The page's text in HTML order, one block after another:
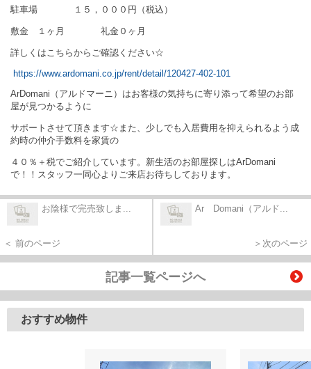
駐車場 １５，０００円（税込）
敷金 １ヶ月 礼金０ヶ月
詳しくはこちらからご確認ください☆
https://www.ardomani.co.jp/rent/detail/120427-402-101
ArDomani（アルドマーニ）はお客様の気持ちに寄り添って希望のお部
屋が見つかるように
サポートさせて頂きます☆また、少しでも入居費用を抑えられるよう成
約時の仲介手数料を家賃の
４０％＋税でご紹介しています。新生活のお部屋探しはArDomani
で！！スタッフ一同心よりご来店お待ちしております。
お陰様で完売致しま...
＜ 前のページ
Ar Domani（アルド...
＞次のページ
記事一覧ページへ
おすすめ物件